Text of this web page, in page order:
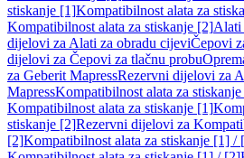
stiskanje [1]Kompatibilnost alata za
Kompatibilnost alata za stiskanje [2]Alati
dijelovi za Alati za obradu cijeviČepovi
dijelovi za Čepovi za tlačnu probu
za Geberit MapressRezervni dijelovi za
MapressKompatibilnost alata za
Kompatibilnost alata za stiskanje [1]
stiskanje [2]Rezervni dijelovi za
[2]Kompatibilnost alata za stiskanje [1] /